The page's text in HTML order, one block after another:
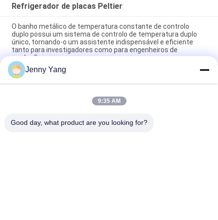
Refrigerador de placas Peltier
O banho metálico de temperatura constante de controlo
duplo possui um sistema de controlo de temperatura duplo
único, tornando-o um assistente indispensável e eficiente
tanto para investigadores como para engenheiros de
produção.
Peltier Plate Cooler 40W para dispositivos industriais
Diagnóstico médico e refrigeração de alimentos e bebidas
80W termoelétrico de ar para a placa de arrefecimento de
Jenny Yang
9:35 AM
Good day, what product are you looking for?